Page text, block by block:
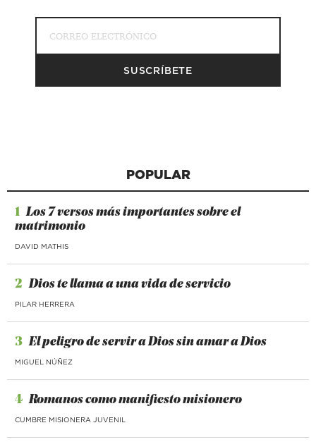
POPULAR
1 Los 7 versos más importantes sobre el
matrimonio
DAVID MATHIS
2 Dios te llama a una vida de servicio
PILAR HERRERA
3 El peligro de servir a Dios sin amar a Dios
MIGUEL NÚÑEZ
4 Romanos como manifiesto misionero
CUMBRE MISIONERA JUVENIL